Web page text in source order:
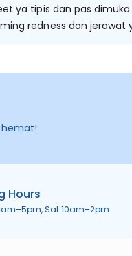
ya tipis dan pas dimuka
redness dan jerawat
Hours
Sat 10am–2pm